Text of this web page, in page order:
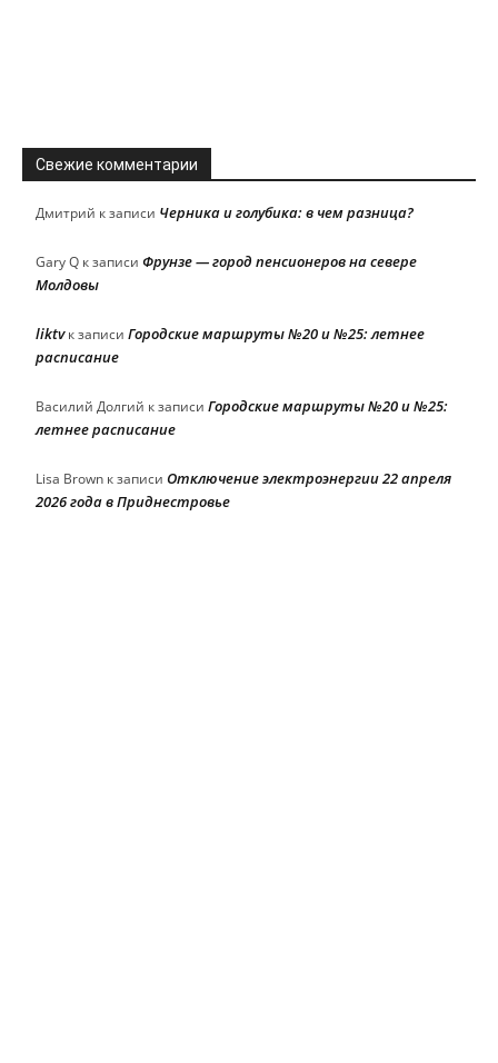
Свежие комментарии
Дмитрий к записи Черника и голубика: в чем разница?
Gary Q к записи Фрунзе — город пенсионеров на севере
Молдовы
liktvк записи Городские маршруты №20 и №25: летнее
расписание
Василий Долгий к записи Городские маршруты №20 и №25:
летнее расписание
Lisa Brown к записи Отключение электроэнергии 22 апреля
2026 года в Приднестровье